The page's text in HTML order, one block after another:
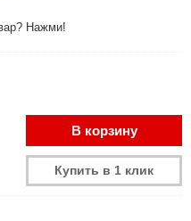
Нажми!
В корзину
Купить в 1 клик